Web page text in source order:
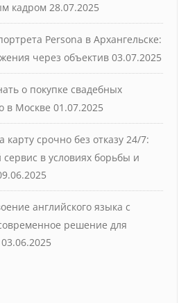
кадром 28.07.2025
Persona в Архангельске:
через объектив 03.07.2025
о покупке свадебных
в Москве 01.07.2025
карту срочно без отказу 24/7:
в условиях борьбы и
английского языка с
решение для
03.06.2025